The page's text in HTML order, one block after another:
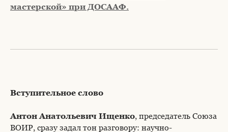
мастерской» при ДОСААФ.
Вступительное слово
Антон Анатольевич Ищенко, председатель Союза
ВОИР, сразу задал тон разговору: научно-